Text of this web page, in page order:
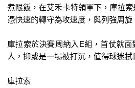
煮限飯，在艾禾卡特領軍下，庫拉
憑快速的轉守為攻速度，與列強周旋
庫拉索於決賽周納入E組，首仗就
人，抑或是一場被打沉，值得球迷拭
庫拉索